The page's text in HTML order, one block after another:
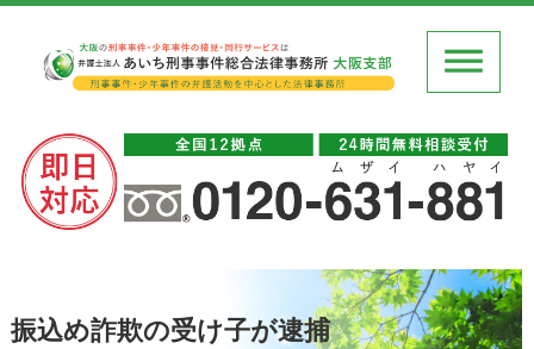
振込め詐欺の受け子が逮捕